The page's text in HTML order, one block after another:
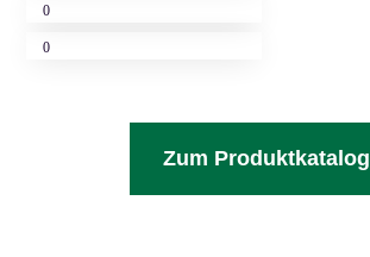
Zum Produktkatalog